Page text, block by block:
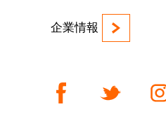
企業情報